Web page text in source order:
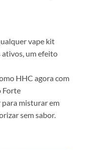
vape kit
um efeito
HHC agora com
Forte
misturar em
sem sabor.